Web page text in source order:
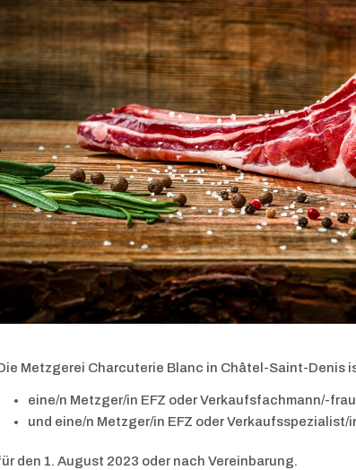
Metzgerei Charcuterie Blanc in Châtel-Saint-Denis
eine/n Metzger/in EFZ oder Verkaufsfachmann/-
und eine/n Metzger/in EFZ oder Verkaufsspezialist/
den 1. August 2023 oder nach Vereinbarung.